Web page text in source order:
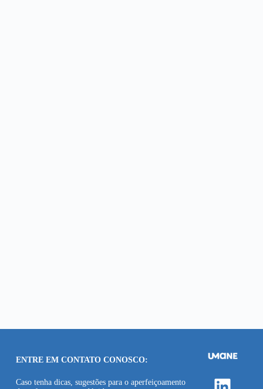
ENTRE EM CONTATO CONOSCO:
Caso tenha dicas, sugestões para o aperfeiçoamento